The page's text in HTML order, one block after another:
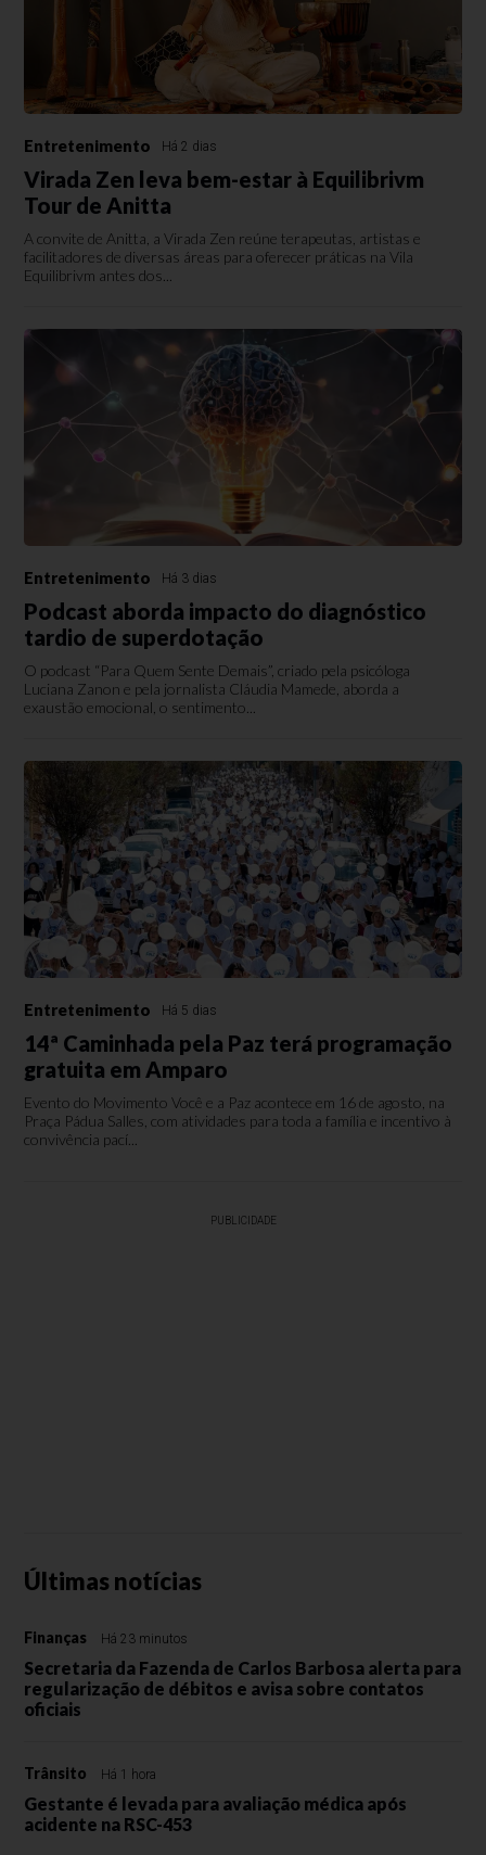
Entretenimento Há 2 dias
Virada Zen leva bem-estar à Equilibrivm
Tour de Anitta
A convite de Anitta, a Virada Zen reúne terapeutas, artistas e
facilitadores de diversas áreas para oferecer práticas na Vila
Equilibrivm antes dos...
Entretenimento Há 3 dias
Podcast aborda impacto do diagnóstico
tardio de superdotação
O podcast “Para Quem Sente Demais”, criado pela psicóloga
Luciana Zanon e pela jornalista Cláudia Mamede, aborda a
exaustão emocional, o sentimento...
Entretenimento Há 5 dias
14ª Caminhada pela Paz terá programação
gratuita em Amparo
Evento do Movimento Você e a Paz acontece em 16 de agosto, na
Praça Pádua Salles, com atividades para toda a família e incentivo à
convivência pací...
PUBLICIDADE
Últimas notícias
Finanças Há 23 minutos
Secretaria da Fazenda de Carlos Barbosa alerta para
regularização de débitos e avisa sobre contatos
oficiais
Trânsito Há 1 hora
Gestante é levada para avaliação médica após
acidente na RSC-453